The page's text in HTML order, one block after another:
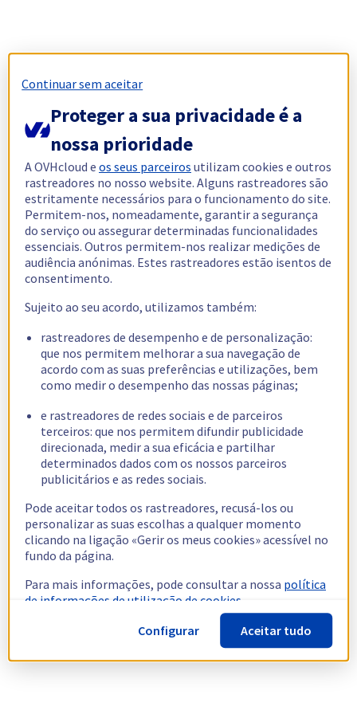
Continuar sem aceitar
Proteger a sua privacidade é a
nossa prioridade
A OVHcloud eos seus parceiros utilizam cookies e outros
rastreadores no nosso website. Alguns rastreadores são
estritamente necessários para o funcionamento do site.
Permitem-nos, nomeadamente, garantir a segurança
do serviço ou assegurar determinadas funcionalidades
essenciais. Outros permitem-nos realizar medições de
audiência anónimas. Estes rastreadores estão isentos de
consentimento.
Sujeito ao seu acordo, utilizamos também:
rastreadores de desempenho e de personalização:
que nos permitem melhorar a sua navegação de
acordo com as suas preferências e utilizações, bem
como medir o desempenho das nossas páginas;
e rastreadores de redes sociais e de parceiros
terceiros: que nos permitem difundir publicidade
direcionada, medir a sua eficácia e partilhar
determinados dados com os nossos parceiros
publicitários e as redes sociais.
Pode aceitar todos os rastreadores, recusá-los ou
personalizar as suas escolhas a qualquer momento
clicando na ligação «Gerir os meus cookies» acessível no
fundo da página.
Para mais informações, pode consultar a nossa política
de informações de utilização de cookies.
Configurar
Aceitar tudo